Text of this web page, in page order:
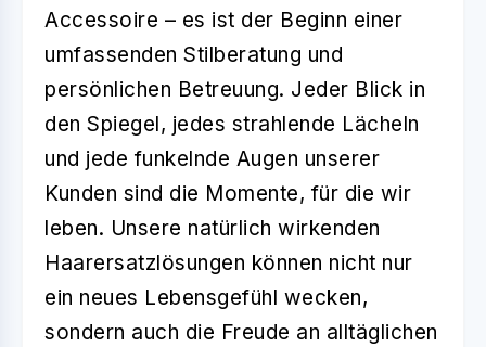
Accessoire – es ist der Beginn einer
umfassenden Stilberatung und
persönlichen Betreuung. Jeder Blick in
den Spiegel, jedes strahlende Lächeln
und jede funkelnde Augen unserer
Kunden sind die Momente, für die wir
leben. Unsere natürlich wirkenden
Haarersatzlösungen können nicht nur
ein neues Lebensgefühl wecken,
sondern auch die Freude an alltäglichen